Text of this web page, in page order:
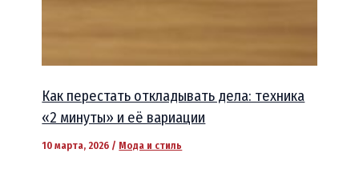
Как перестать откладывать дела: техника
«2 минуты» и её вариации
10 марта, 2026 / Мода и стиль